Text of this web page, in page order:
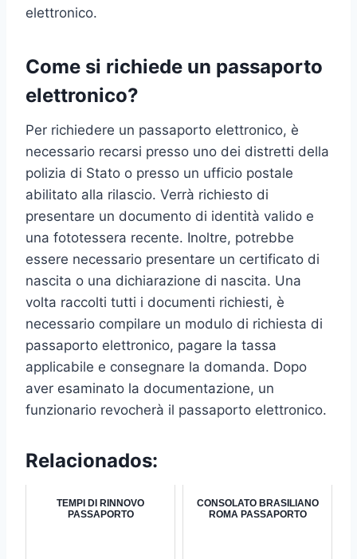
elettronico.
Come si richiede un passaporto
elettronico?
Per richiedere un passaporto elettronico, è
necessario recarsi presso uno dei distretti della
polizia di Stato o presso un ufficio postale
abilitato alla rilascio. Verrà richiesto di
presentare un documento di identità valido e
una fototessera recente. Inoltre, potrebbe
essere necessario presentare un certificato di
nascita o una dichiarazione di nascita. Una
volta raccolti tutti i documenti richiesti, è
necessario compilare un modulo di richiesta di
passaporto elettronico, pagare la tassa
applicabile e consegnare la domanda. Dopo
aver esaminato la documentazione, un
funzionario revocherà il passaporto elettronico.
Relacionados:
TEMPI DI RINNOVO
PASSAPORTO
CONSOLATO BRASILIANO
ROMA PASSAPORTO